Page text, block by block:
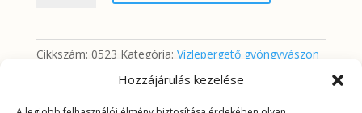
Hozzájárulás kezelése
Cikkszám: 0523 Kategória: Vízlepergető gyöngyvászon